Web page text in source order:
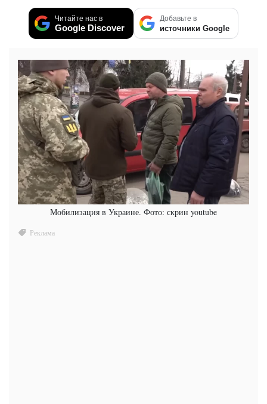
Читайте нас в
Google Discover
Добавьте в
источники Google
Мобилизация в Украине. Фото: скрин youtube